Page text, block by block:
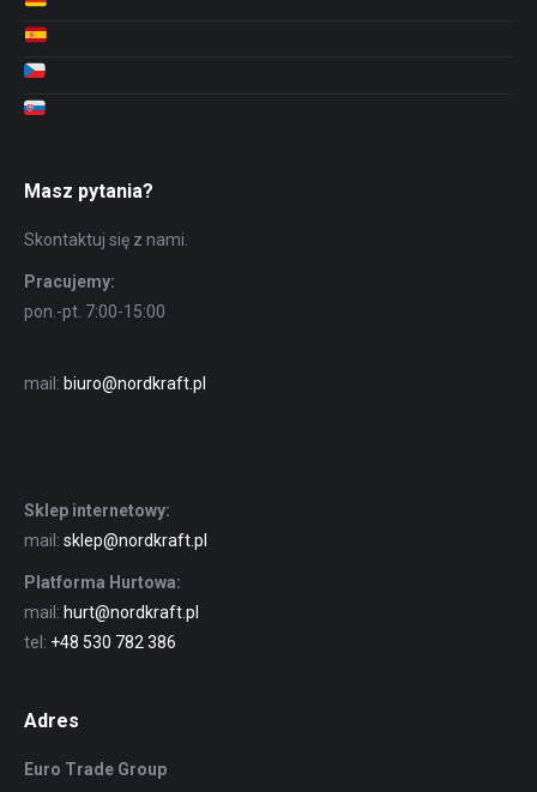
Masz pytania?
Skontaktuj się z nami.
Pracujemy:
pon.-pt. 7:00-15:00
mail: biuro@nordkraft.pl
Sklep internetowy:
mail: sklep@nordkraft.pl
Platforma Hurtowa:
mail: hurt@nordkraft.pl
tel: +48 530 782 386
Adres
Euro Trade Group